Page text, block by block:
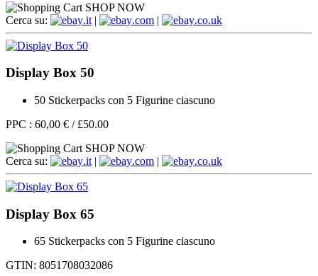
SHOP NOW
Cerca su:
.it | .com | .co.uk
Display Box 50
50 Stickerpacks con 5 Figurine ciascuno
PPC : 60,00 € / £50.00
SHOP NOW
Cerca su:
.it | .com | .co.uk
Display Box 65
65 Stickerpacks con 5 Figurine ciascuno
GTIN: 8051708032086